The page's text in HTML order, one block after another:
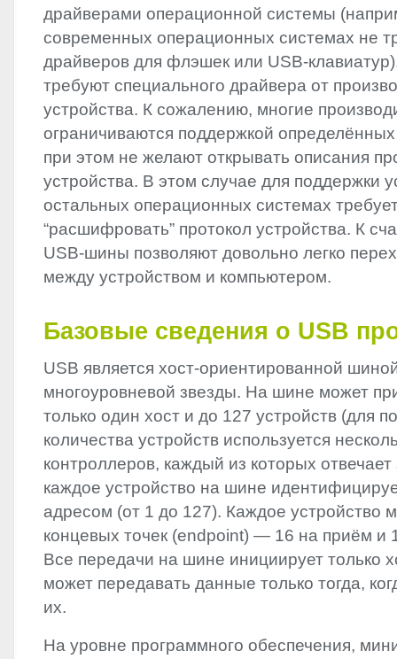
драйверами операционной системы
современных операционных системах не
драйверов для флэшек или USB-
требуют специального драйвера от
устройства. К сожалению, многие
ограничиваются поддержкой
при этом не желают открывать описания
устройства. В этом случае для поддержки
остальных операционных системах
“расшифровать” протокол устройства. К
USB-шины позволяют довольно легко
между устройством и компьютером.
Базовые сведения о USB
USB является хост-ориентированной
многоуровневой звезды. На шине может
только один хост и до 127 устройств (для
количества устройств используется
контроллеров, каждый из которых
каждое устройство на шине
адресом (от 1 до 127). Каждое устройство
концевых точек (endpoint) — 16 на приём и
Все передачи на шине инициирует только
может передавать данные только тогда,
их.
На уровне программного обеспечения,